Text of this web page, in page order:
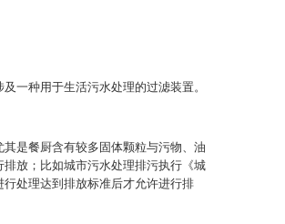
一种用于生活污水处理的过滤装置。
是餐厨含有较多固体颗粒与污物、油
放；比如城市污水处理排污执行《城
处理达到排放标准后才允许进行排